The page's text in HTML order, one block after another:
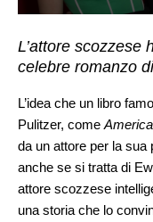
L’attore scozzese
celebre romanzo
L’idea che un libro
Pulitzer, come
da un attore per la
anche se si tratta di
attore scozzese
una storia che lo